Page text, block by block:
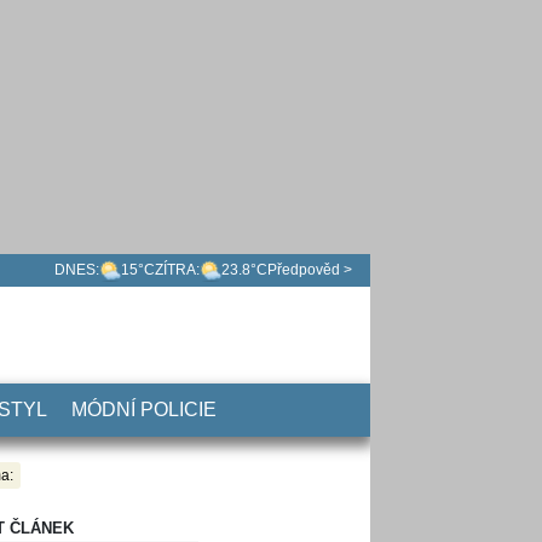
DNES: 15°CZÍTRA: 23.8°C Předpověd >
MÓDNÍ POLICIE
ČLÁNEK